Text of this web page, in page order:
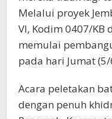
Melalui proyek
VI, Kodim 0407/KB
memulai
pada hari Jumat
Acara peletakan
dengan penuh